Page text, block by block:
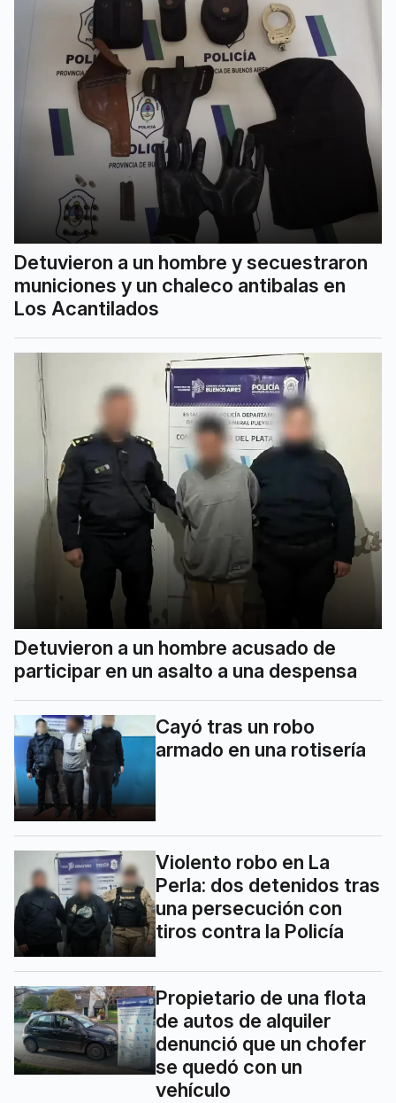
Detuvieron a un hombre y secuestraron
municiones y un chaleco antibalas en
Los Acantilados
Detuvieron a un hombre acusado de
participar en un asalto a una despensa
Cayó tras un robo
armado en una rotisería
Violento robo en La
Perla: dos detenidos tras
una persecución con
tiros contra la Policía
Propietario de una flota
de autos de alquiler
denunció que un chofer
se quedó con un
vehículo